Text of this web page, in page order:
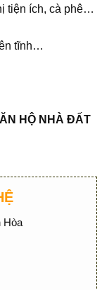
tiện ích, cà phê…
tĩnh…
HỘ NHÀ ĐẤT
Hòa